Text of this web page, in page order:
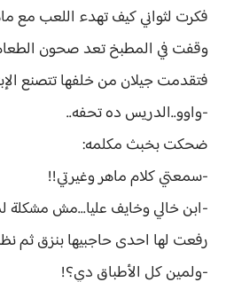
فكرت لثواني كيف تهدء اللعب مع
وقفت في المطبخ تعد صحون
فتقدمت جيلان من خلفها تتصنع
-واوو..الدريس ده تحفه..
ضحكت بخبث مكلمه:
-سمعتي كلام ماهر وغيرتي!!
-ابن خالي وخايف عليا...مش مشكلة
رفعت لها احدى حاجبيها بنزق ثم
-ولمين كل الأطباق دي؟!